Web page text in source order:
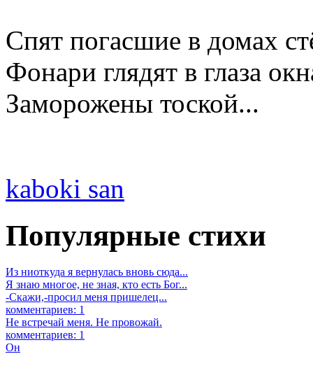
Спят погасшие в домах
Фонари глядят в глаза
Заморожены тоской...
kaboki san
Популярные стихи
Из ниоткуда я вернулась вновь сюда...
Я знаю многое, не зная, кто есть Бог...
-Скажи,-просил меня пришелец...
комментариев: 1
Не встречай меня. Не провожай.
комментариев: 1
Он